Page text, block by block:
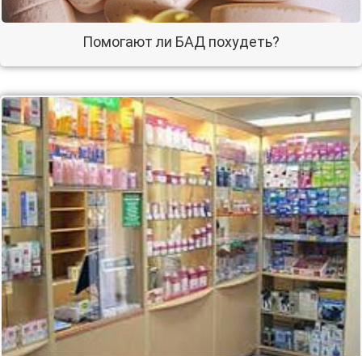
Помогают ли БАД похудеть?